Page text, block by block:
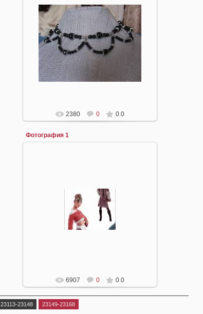
16.04.2008
mirpiar
2380 0 0.0
Фотография 1
31.03.2008
mirpiar
6907 0 0.0
23113-23148 23149-23168